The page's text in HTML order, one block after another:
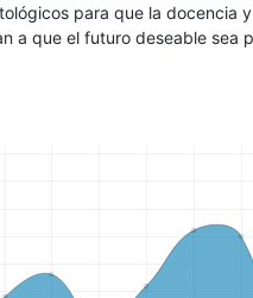
para que la docencia
a que el futuro deseable sea